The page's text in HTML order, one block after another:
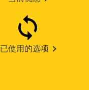
已使用的选项